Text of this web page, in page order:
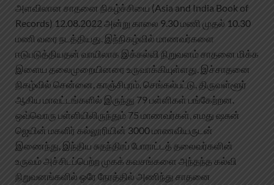
அளவிலான சாதனை நிகழ்ச்சியை (Asia and India Book of
Records) 12.08.2022 அன்று காலை 9.30 மணி முதல் 10.30
மணி வரை நடத்தியது. இந்நிகழ்வில் மாணவர்களை
ஈடுபடுத்தியதன் வாயிலாக இக்கல்வி நிறுவனம் சாதனை மிக்க
இளைய தலைமுறையினரை உருவாக்கியுள்ளது. இச்சாதனை
நிகழ்வில் சென்னை, காஞ்சிபுரம், செங்கல்பட்டு, திருவள்ளூர்
ஆகிய மாவட்டங்களில் இருந்து 79 பள்ளிகள் பங்கேற்றன.
ஒவ்வொரு பள்ளியிலிருந்தும் 75 மாணவர்கள், எமது ஷசுன்
ஜெயின் மகளிர் கல்லூரியின் 3000 மாணவியருடன்
இணைந்து, இந்திய சுதந்திரப் போராட்டத் தலைவர்களின்
உருவம் அச்சிடப்பெற்ற முகக் கவசங்களை அந்தந்த கல்வி
நிறுவனங்களில் ஒரே நேரத்தில் அணிந்து சாதனை